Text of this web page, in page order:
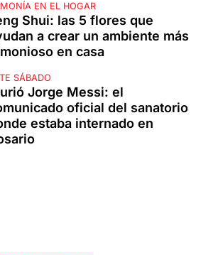
EN EL HOGAR
Shui: las 5 flores que
a crear un ambiente más
en casa
SÁBADO
Jorge Messi: el
oficial del sanatorio
estaba internado en